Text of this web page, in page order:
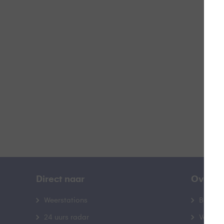
Direct naar
Weerstations
24 uurs radar
Over